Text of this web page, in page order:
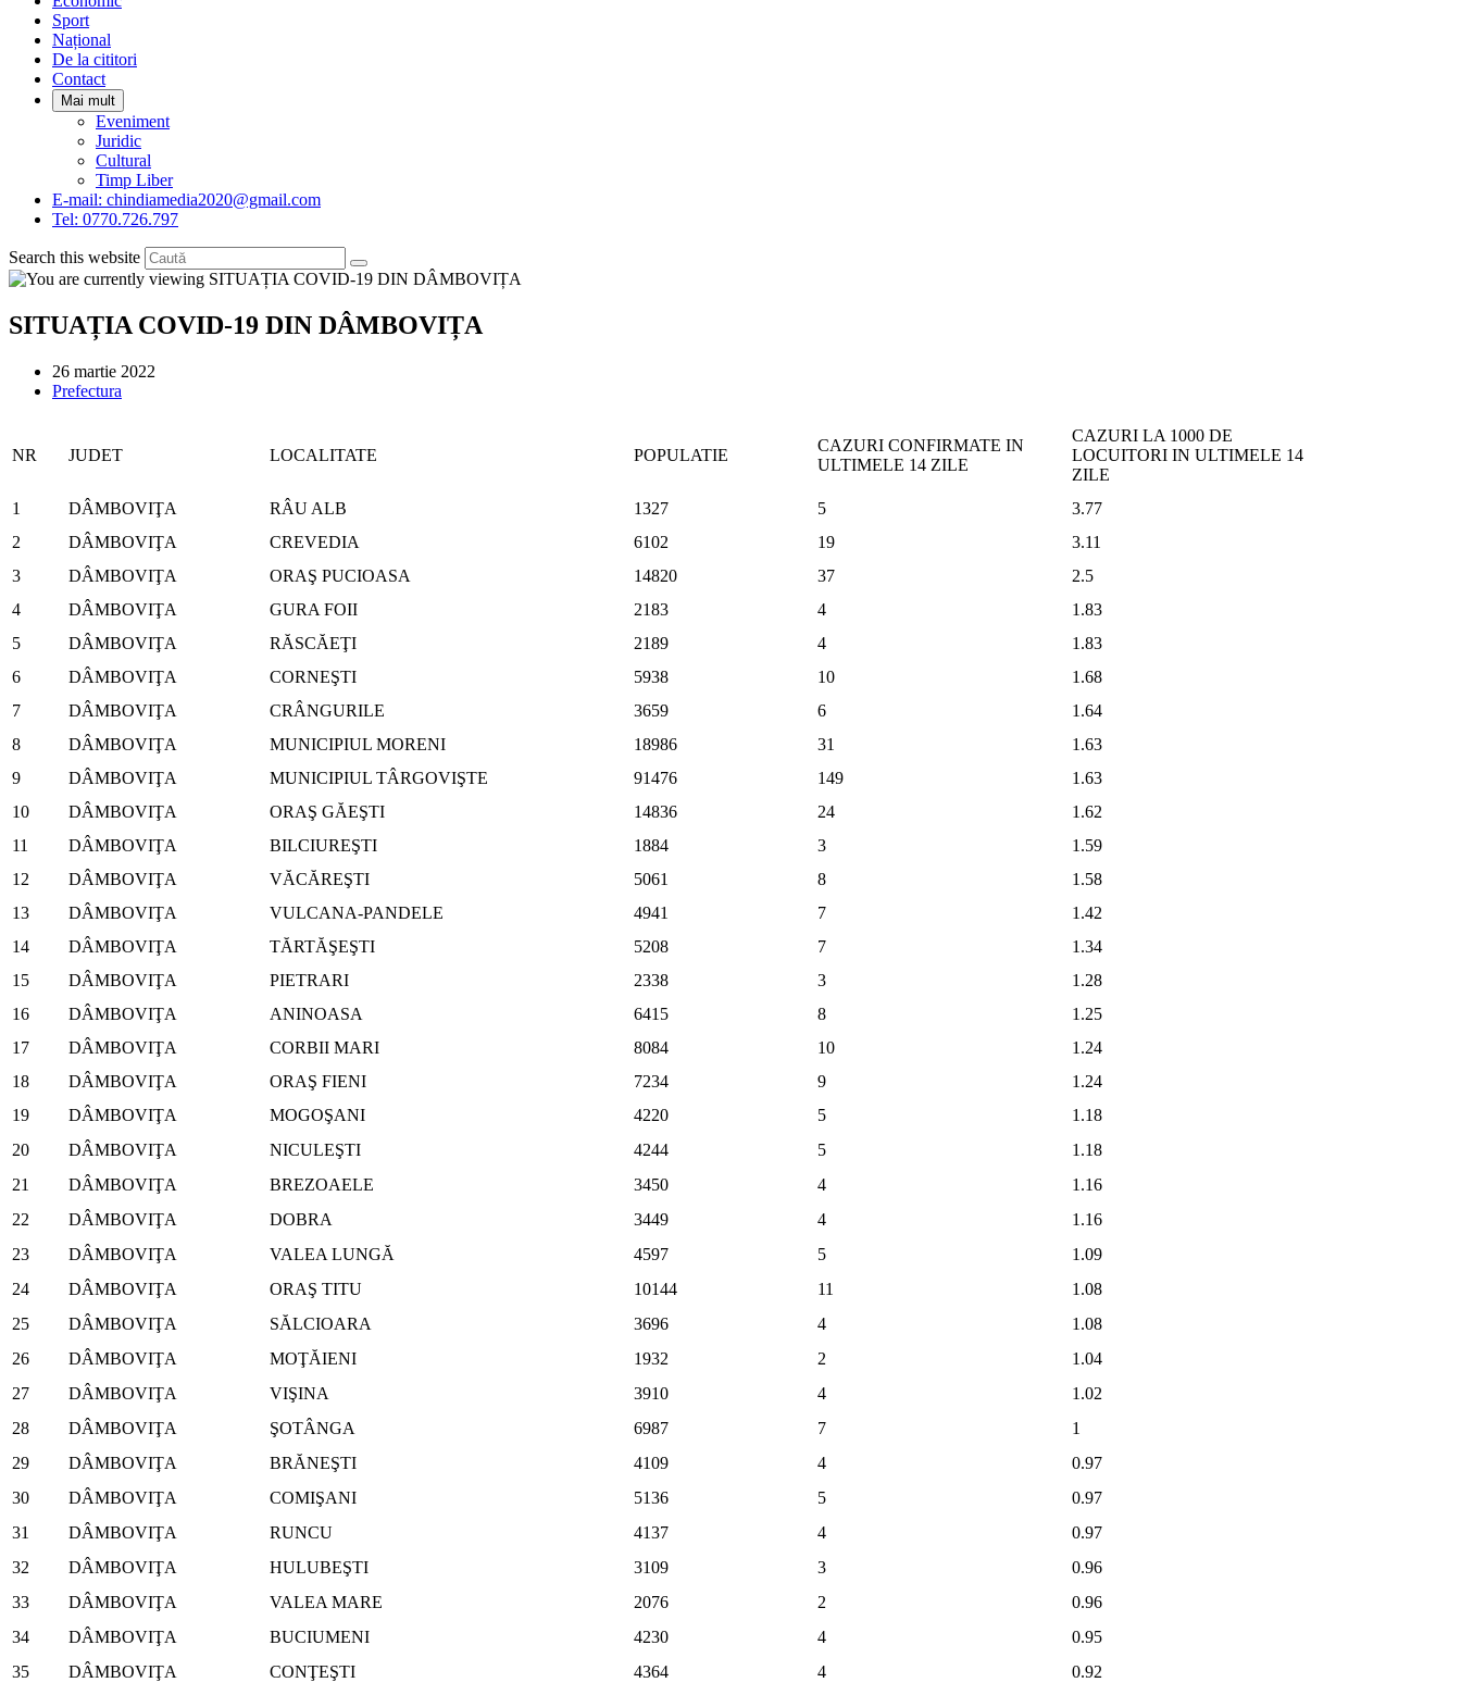
Sport
Național
De la cititori
Contact
Mai mult
Eveniment
Juridic
Cultural
Timp Liber
E-mail: chindiamedia2020@gmail.com
Tel: 0770.726.797
Search this website
SITUAȚIA COVID-19 DIN DÂMBOVIȚA
Post
published:
26 martie 2022
Post
Prefectura
NR JUDET LOCALITATE POPULATIE
CAZURI CONFIRMATE IN
ULTIMELE 14 ZILE
CAZURI LA 1000 DE
LOCUITORI IN ULTIMELE 14
ZILE
1
DÂMBOVIŢA RÂU ALB 1327 5
3.77
2
DÂMBOVIŢA CREVEDIA 6102 19
3.11
3
DÂMBOVIŢA ORAŞ PUCIOASA 14820 37
2.5
4
DÂMBOVIŢA GURA FOII 2183 4
1.83
5
DÂMBOVIŢA RĂSCĂEŢI 2189 4
1.83
6
DÂMBOVIŢA CORNEŞTI 5938 10
1.68
7
DÂMBOVIŢA CRÂNGURILE 3659 6
1.64
8
DÂMBOVIŢA MUNICIPIUL MORENI 18986 31
1.63
9
DÂMBOVIŢA MUNICIPIUL TÂRGOVIŞTE 91476 149
1.63
10
DÂMBOVIŢA ORAŞ GĂEŞTI 14836 24
1.62
11
DÂMBOVIŢA BILCIUREŞTI 1884 3
1.59
12
DÂMBOVIŢA VĂCĂREŞTI 5061 8
1.58
13
DÂMBOVIŢA VULCANA-PANDELE 4941 7
1.42
14
DÂMBOVIŢA TĂRTĂŞEŞTI 5208 7
1.34
15
DÂMBOVIŢA PIETRARI 2338 3
1.28
16
DÂMBOVIŢA ANINOASA 6415 8
1.25
17
DÂMBOVIŢA CORBII MARI 8084 10
1.24
18
DÂMBOVIŢA ORAŞ FIENI 7234 9
1.24
19
DÂMBOVIŢA MOGOŞANI 4220 5
1.18
20
DÂMBOVIŢA NICULEŞTI 4244 5
1.18
21
DÂMBOVIŢA BREZOAELE 3450 4
1.16
22
DÂMBOVIŢA DOBRA 3449 4
1.16
23
DÂMBOVIŢA VALEA LUNGĂ 4597 5
1.09
24
DÂMBOVIŢA ORAŞ TITU 10144 11
1.08
25
DÂMBOVIŢA SĂLCIOARA 3696 4
1.08
26
DÂMBOVIŢA MOŢĂIENI 1932 2
1.04
27
DÂMBOVIŢA VIŞINA 3910 4
1.02
28
DÂMBOVIŢA ŞOTÂNGA 6987 7
1
29
DÂMBOVIŢA BRĂNEŞTI 4109 4
0.97
30
DÂMBOVIŢA COMIŞANI 5136 5
0.97
31
DÂMBOVIŢA RUNCU 4137 4
0.97
32
DÂMBOVIŢA HULUBEŞTI 3109 3
0.96
33
DÂMBOVIŢA VALEA MARE 2076 2
0.96
34
DÂMBOVIŢA BUCIUMENI 4230 4
0.95
35
DÂMBOVIŢA CONŢEŞTI 4364 4
0.92